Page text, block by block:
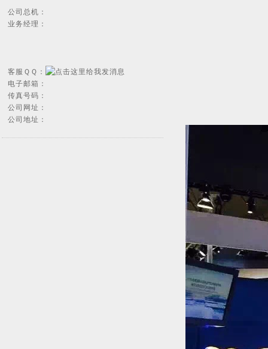
公司总机：
业务经理：
客服ＱＱ：
电子邮箱：
传真号码：
公司网址：
公司地址：